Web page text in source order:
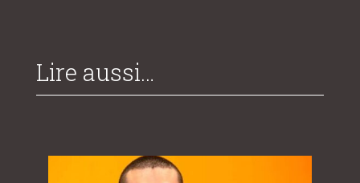
Lire aussi…